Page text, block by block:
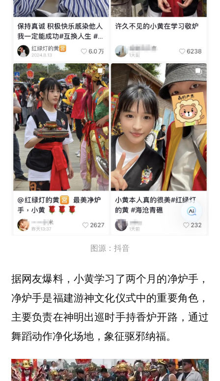
图源：抖音
据网友爆料，小黄学习了两个月的净炉手，
净炉手是福建游神文化仪式中的重要角色，
主要负责在神明出巡时手持香炉开路，通过
舞蹈动作净化场地，象征驱邪纳福。